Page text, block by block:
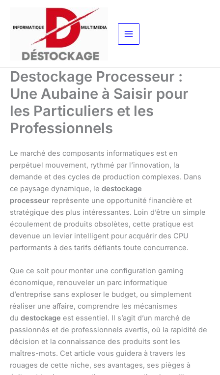
contenu
Destockage Processeur :
Une Aubaine à Saisir pour
les Particuliers et les
Professionnels
Le marché des composants informatiques est en
perpétuel mouvement, rythmé par l’innovation, la
demande et des cycles de production complexes. Dans
ce paysage dynamique, le destockage
processeur représente une opportunité financière et
stratégique des plus intéressantes. Loin d’être un simple
écoulement de produits obsolètes, cette pratique est
devenue un levier intelligent pour acquérir des CPU
performants à des tarifs défiants toute concurrence.
Que ce soit pour monter une configuration gaming
économique, renouveler un parc informatique
d’entreprise sans exploser le budget, ou simplement
réaliser une affaire, comprendre les mécanismes
du destockage est essentiel. Il s’agit d’un marché de
passionnés et de professionnels avertis, où la rapidité de
décision et la connaissance des produits sont les
maîtres-mots. Cet article vous guidera à travers les
rouages de cette niche, ses avantages, ses pièges à